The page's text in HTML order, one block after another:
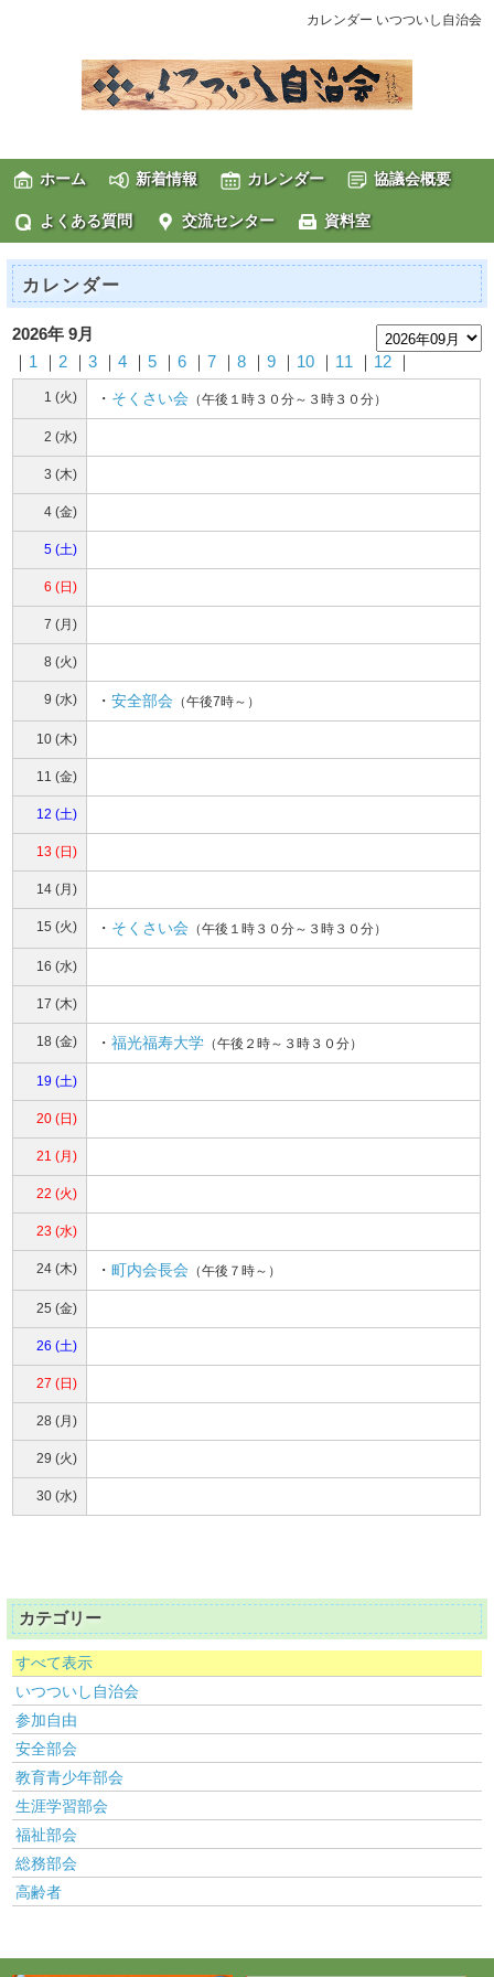
カレンダー いつついし自治会
ホーム 新着情報 カレンダー 協議会概要
よくある質問 交流センター 資料室
カレンダー
2026年 9月
1 2 ｜3 ｜4 ｜5 ｜6 ｜7 ｜8 ｜9 10 11 12
1 (火) ・ そくさい会 （午後１時３０分～３時３０分）
2 (水)
3 (木)
4 (金)
5 (土)
6 (日)
7 (月)
8 (火)
9 (水) ・安全部会 （午後7時～）
10 (木)
11 (金)
12 (土)
13 (日)
14 (月)
15 (火) ・ そくさい会 （午後１時３０分～３時３０分）
16 (水)
17 (木)
18 (金) ・福光福寿大学 （午後２時～３時３０分）
19 (土)
20 (日)
21 (月)
22 (火)
23 (水)
24 (木) ・町内会長会 （午後７時～）
25 (金)
26 (土)
27 (日)
28 (月)
29 (火)
30 (水)
カテゴリー
すべて表示
いつついし自治会
参加自由
安全部会
教育青少年部会
生涯学習部会
福祉部会
総務部会
高齢者